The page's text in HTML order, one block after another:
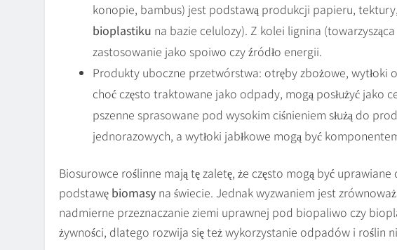
konopie, bambus) jest podstawą produkcji papieru,
bioplastiku na bazie celulozy). Z kolei lignina
zastosowanie jako spoiwo czy źródło energii.
Produkty uboczne przetwórstwa: otręby zbożowe,
choć często traktowane jako odpady, mogą posłużyć jako
pszenne sprasowane pod wysokim ciśnieniem służą do
jednorazowych, a wytłoki jabłkowe mogą być
Biosurowce roślinne mają tę zaletę, że często mogą być
podstawę biomasy na świecie. Jednak wyzwaniem jest
nadmierne przeznaczanie ziemi uprawnej pod biopaliwo czy
żywności, dlatego rozwija się też wykorzystanie odpadów i roślin